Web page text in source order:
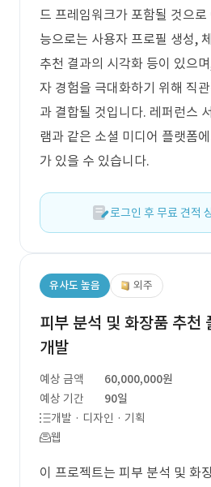
드 프레임워크가 포함될 것으로
능으로는 사용자 프로필 생성,
추천 결과의 시각화 등이 있으
자 경험을 극대화하기 위해 직
과 결합될 것입니다. 레퍼런스
램과 같은 소셜 미디어 플랫폼
가 있을 수 있습니다.
로그인 후 무료 견적
유사도 높음 외주
피부 분석 및 화장품 추천
개발
예상 금액
60,000,000원
예상 기간
90일
개발 · 디자인 · 기획
웹
이 프로젝트는 피부 분석 및 화